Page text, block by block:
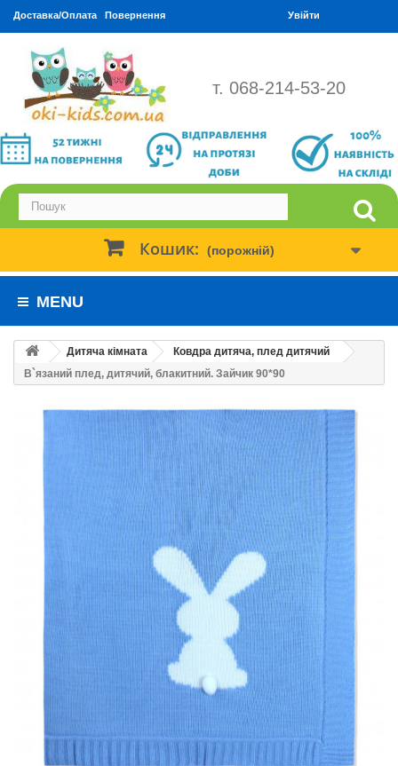
Доставка/Оплата Повернення Увійти
т. 068-214-53-20
Кошик: (порожній)
MENU
Дитяча кімната
Ковдра дитяча, плед дитячий
В`язаний плед, дитячий, блакитний. Зайчик 90*90